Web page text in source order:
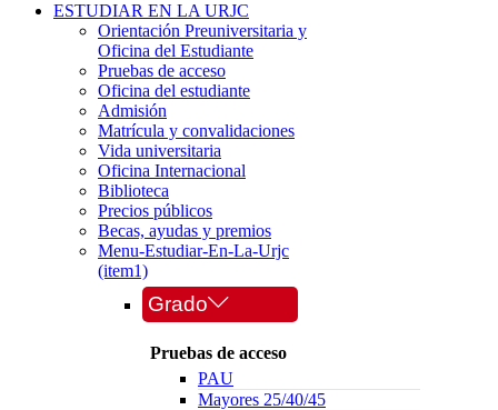
ESTUDIAR EN LA URJC
Orientación Preuniversitaria y
Oficina del Estudiante
Pruebas de acceso
Oficina del estudiante
Admisión
Matrícula y convalidaciones
Vida universitaria
Oficina Internacional
Biblioteca
Precios públicos
Becas, ayudas y premios
Menu-Estudiar-En-La-Urjc
(item1)
Grado
Pruebas de acceso
PAU
Mayores 25/40/45